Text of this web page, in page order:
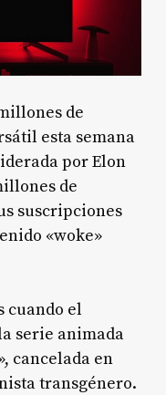
de
esta semana
por Elon
de
suscripciones
«woke»
cuando el
serie animada
cancelada en
transgénero.